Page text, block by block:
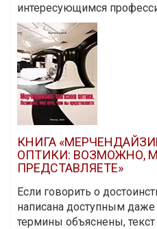
интересующимся
КНИГА
ОПТИКИ: ВОЗМОЖНО,
ПРЕДСТАВЛЯЕТЕ»
Если говорить о
написана доступным
термины объяснены,